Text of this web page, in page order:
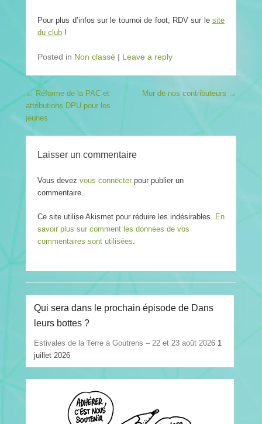
Pour plus d’infos sur le tournoi de foot, RDV sur le site
du club !
Posted in Non classé | Leave a reply
Post navigation
← Réforme de la PAC et
attributions DPU pour les
jeunes
Mur de nos contributeurs →
Laisser un commentaire
Vous devez vous connecter pour publier un
commentaire.
Ce site utilise Akismet pour réduire les indésirables. En
savoir plus sur comment les données de vos
commentaires sont utilisées.
Qui sera dans le prochain épisode de Dans
leurs bottes ?
Estivales de la Terre à Goutrens – 22 et 23 août 2026 1
juillet 2026